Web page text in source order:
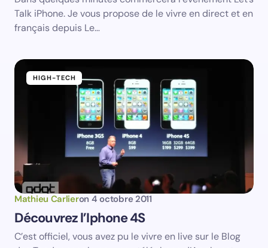
Talk iPhone. Je vous propose de le vivre en direct et en
français depuis Le…
HIGH-TECH
Mathieu Carlieron 4 octobre 2011
Découvrez l’Iphone 4S
C’est officiel, vous avez pu le vivre en live sur le Blog